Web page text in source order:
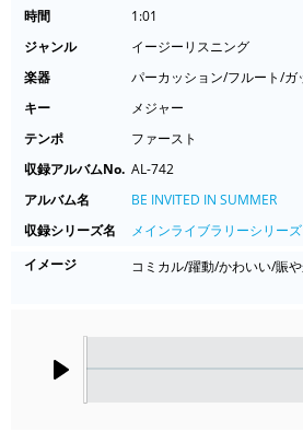
時間
1:01
ジャンル
イージーリスニング
楽器
パーカッション/フルート/
キー
メジャー
テンポ
ファースト
収録アルバムNo. AL-742
アルバム名
BE INVITED IN SUMMER
収録シリーズ名
メインライブラリーシリーズ
イメージ
コミカル/躍動/かわいい/賑